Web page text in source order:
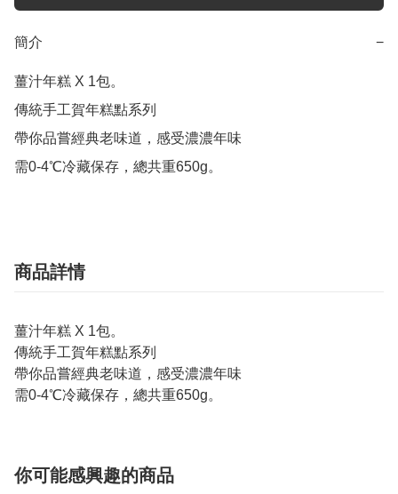
簡介 −
薑汁年糕 X 1包。
傳統手工賀年糕點系列
帶你品嘗經典老味道，感受濃濃年味
需0-4℃冷藏保存，總共重650g。
商品詳情
薑汁年糕 X 1包。
傳統手工賀年糕點系列
帶你品嘗經典老味道，感受濃濃年味
需0-4℃冷藏保存，總共重650g。
你可能感興趣的商品